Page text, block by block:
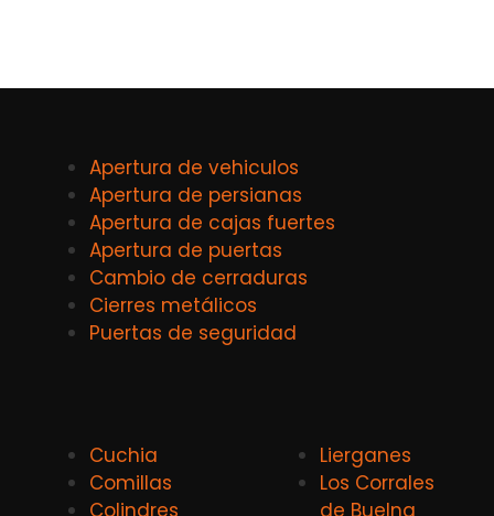
Apertura de vehiculos
Apertura de persianas
Apertura de cajas fuertes
Apertura de puertas
Cambio de cerraduras
Cierres metálicos
Puertas de seguridad
Cuchia
Comillas
Colindres
Lierganes
Los Corrales
de Buelna